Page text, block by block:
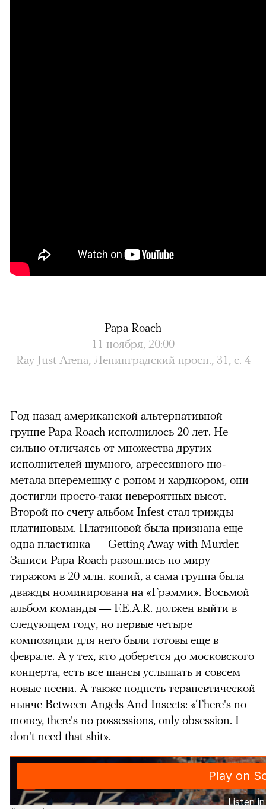
Papa Roach
11 ноября, 20:00
Ray Just Arena, Ленинградский просп., 31, с. 4
Год назад американской альтернативной
группе Papa Roach исполнилось 20 лет. Не
сильно отличаясь от множества других
исполнителей шумного, агрессивного ню-
метала вперемешку с рэпом и хардкором, они
достигли просто-таки невероятных высот.
Второй по счету альбом Infest стал трижды
платиновым. Платиновой была признана еще
одна пластинка — Getting Away with Murder.
Записи Papa Roach разошлись по миру
тиражом в 20 млн. копий, а сама группа была
дважды номинирована на «Грэмми». Восьмой
альбом команды — F.E.A.R. должен выйти в
следующем году, но первые четыре
композиции для него были готовы еще в
феврале. А у тех, кто доберется до московского
концерта, есть все шансы услышать и совсем
новые песни. А также подпеть терапевтической
нынче Between Angels And Insects: «There's no
money, there's no possessions, only obsession. I
don't need that shit».